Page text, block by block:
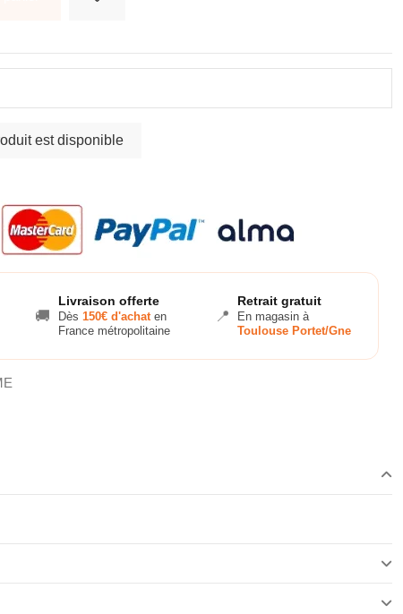
🚚
Livraison offerte
Dès 150€ d'achaten
France métropolitaine
📍
Retrait gratuit
En magasin à
Toulouse Portet/Gne